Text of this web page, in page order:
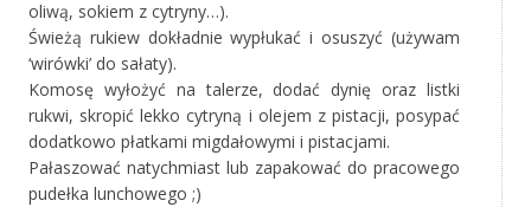
oliwą, sokiem z cytryny…).
Świeżą rukiew dokładnie wypłukać i osuszyć (używam
‘wirówki’ do sałaty).
Komosę wyłożyć na talerze, dodać dynię oraz listki
rukwi, skropić lekko cytryną i olejem z pistacji, posypać
dodatkowo płatkami migdałowymi i pistacjami.
Pałaszować natychmiast lub zapakować do pracowego
pudełka lunchowego ;)